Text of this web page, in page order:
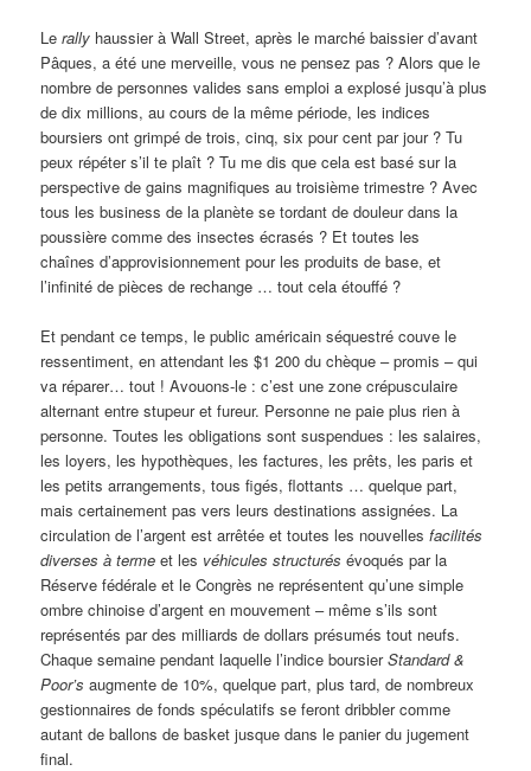
Lerally haussier à Wall Street, après le marché baissier d’avant
Pâques, a été une merveille, vous ne pensez pas ? Alors que le
nombre de personnes valides sans emploi a explosé jusqu’à plus
de dix millions, au cours de la même période, les indices
boursiers ont grimpé de trois, cinq, six pour cent par jour ? Tu
peux répéter s’il te plaît ? Tu me dis que cela est basé sur la
perspective de gains magnifiques au troisième trimestre ? Avec
tous les business de la planète se tordant de douleur dans la
poussière comme des insectes écrasés ? Et toutes les
chaînes d’approvisionnement pour les produits de base, et
l’infinité de pièces de rechange … tout cela étouffé ?
Et pendant ce temps, le public américain séquestré couve le
ressentiment, en attendant les $1 200 du chèque – promis – qui
va réparer… tout ! Avouons-le : c’est une zone crépusculaire
alternant entre stupeur et fureur. Personne ne paie plus rien à
personne. Toutes les obligations sont suspendues : les salaires,
les loyers, les hypothèques, les factures, les prêts, les paris et
les petits arrangements, tous figés, flottants … quelque part,
mais certainement pas vers leurs destinations assignées. La
circulation de l’argent est arrêtée et toutes les nouvellesfacilités
diverses à terme et les véhicules structurés évoqués par la
Réserve fédérale et le Congrès ne représentent qu’une simple
ombre chinoise d’argent en mouvement – même s’ils sont
représentés par des milliards de dollars présumés tout neufs.
Chaque semaine pendant laquelle l’indice boursierStandard &
Poor’s augmente de 10%, quelque part, plus tard, de nombreux
gestionnaires de fonds spéculatifs se feront dribbler comme
autant de ballons de basket jusque dans le panier du jugement
final.